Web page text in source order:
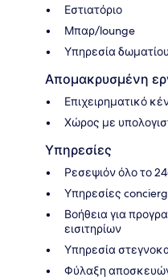
Εστιατόριο
Μπαρ/lounge
Υπηρεσία
Απομακρυσμένη
Επιχειρηματικό
Χώρος με
Υπηρεσίες
Ρεσεψιόν όλο το
Υπηρεσίες
Βοήθεια για
εισιτηρίων
Υπηρεσία
Φύλαξη